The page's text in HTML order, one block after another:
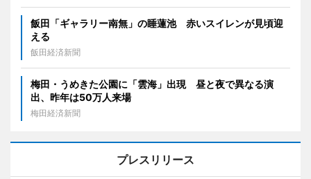
飯田「ギャラリー南無」の睡蓮池 赤いスイレンが見頃迎
える
飯田経済新聞
梅田・うめきた公園に「雲海」出現 昼と夜で異なる演
出、昨年は50万人来場
梅田経済新聞
プレスリリース